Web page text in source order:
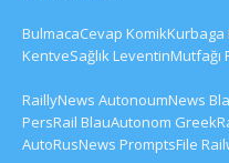
BulmacaCevap KomikKurbaga
KentveSağlıkLeventinMutfağı
RaillyNews AutonoumNews
PersRail BlauAutonom
AutoRusNews PromptsFile